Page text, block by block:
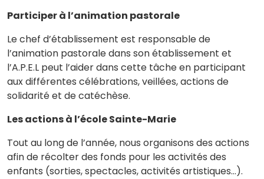
Participer à l’animation pastorale
Le chef d’établissement est responsable de
l’animation pastorale dans son établissement et
l’A.P.E.L peut l’aider dans cette tâche en participant
aux différentes célébrations, veillées, actions de
solidarité et de catéchèse.
Les actions à l’école Sainte-Marie
Tout au long de l’année, nous organisons des actions
afin de récolter des fonds pour les activités des
enfants (sorties, spectacles, activités artistiques…).